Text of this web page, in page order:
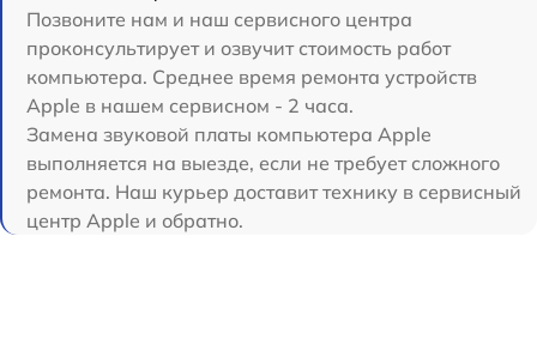
Позвоните нам и наш сервисного центра
проконсультирует и озвучит стоимость работ
компьютера. Среднее время ремонта устройств
Apple в нашем сервисном - 2 часа.
Замена звуковой платы компьютера Apple
выполняется на выезде, если не требует сложного
ремонта. Наш курьер доставит технику в сервисный
центр Apple и обратно.